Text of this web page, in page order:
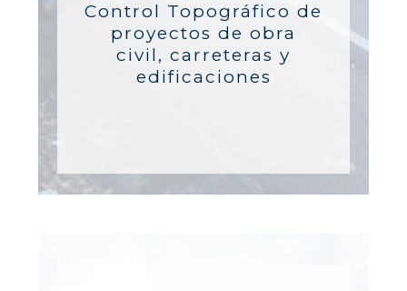
Control Topográfico de
proyectos de obra
civil, carreteras y
edificaciones